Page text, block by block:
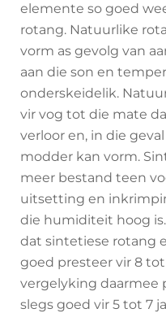
elemente so goed
rotang. Natuurlike
vorm as gevolg van
aan die son en
onderskeidelik.
vir vog tot die mate
verloor en, in die
modder kan vorm.
meer bestand teen
uitsetting en
die humiditeit hoog
dat sintetiese rotang
goed presteer vir 8 tot
vergelyking daarmee
slegs goed vir 5 tot 7